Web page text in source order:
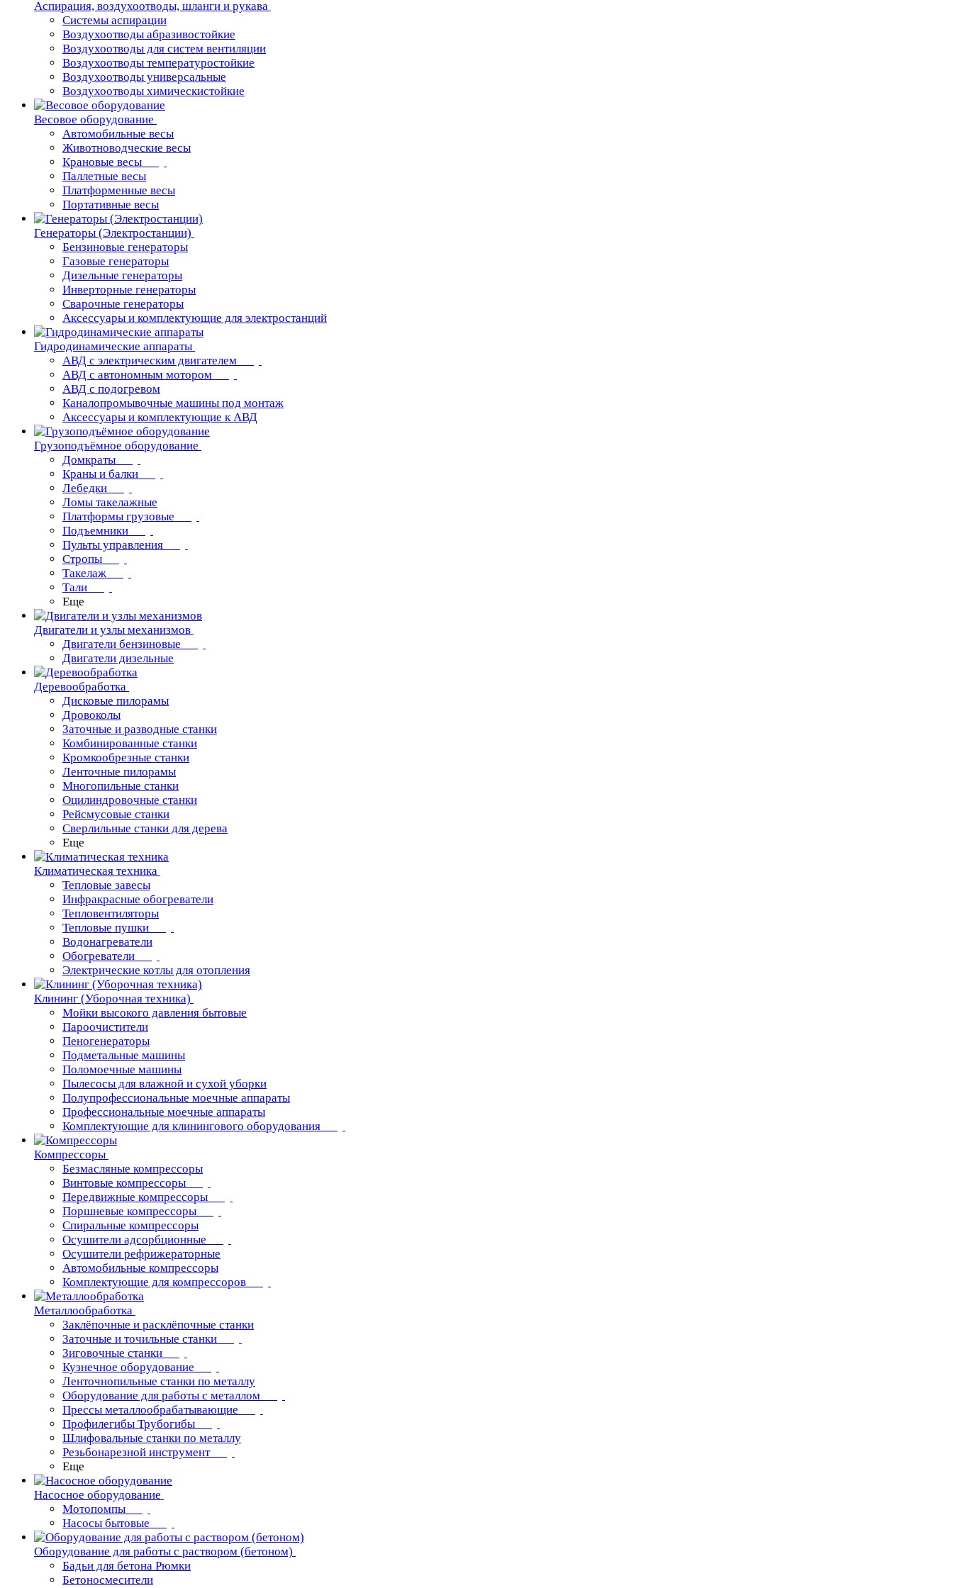
Аспирация, воздухоотводы, шланги и рукава
Системы аспирации
Воздухоотводы абразивостойкие
Воздухоотводы для систем вентиляции
Воздухоотводы температуростойкие
Воздухоотводы универсальные
Воздухоотводы химическистойкие
Весовое оборудование
Автомобильные весы
Животноводческие весы
Крановые весы
Паллетные весы
Платформенные весы
Портативные весы
Генераторы (Электростанции)
Бензиновые генераторы
Газовые генераторы
Дизельные генераторы
Инверторные генераторы
Сварочные генераторы
Аксессуары и комплектующие для электростанций
Гидродинамические аппараты
АВД с электрическим двигателем
АВД с автономным мотором
АВД с подогревом
Каналопромывочные машины под монтаж
Аксессуары и комплектующие к АВД
Грузоподъёмное оборудование
Домкраты
Краны и балки
Лебедки
Ломы такелажные
Платформы грузовые
Подъемники
Пульты управления
Стропы
Такелаж
Тали
Еще
Двигатели и узлы механизмов
Двигатели бензиновые
Двигатели дизельные
Деревообработка
Дисковые пилорамы
Дровоколы
Заточные и разводные станки
Комбинированные станки
Кромкообрезные станки
Ленточные пилорамы
Многопильные станки
Оцилиндровочные станки
Рейсмусовые станки
Сверлильные станки для дерева
Еще
Климатическая техника
Тепловые завесы
Инфракрасные обогреватели
Тепловентиляторы
Тепловые пушки
Водонагреватели
Обогреватели
Электрические котлы для отопления
Клининг (Уборочная техника)
Мойки высокого давления бытовые
Пароочистители
Пеногенераторы
Подметальные машины
Поломоечные машины
Пылесосы для влажной и сухой уборки
Полупрофессиональные моечные аппараты
Профессиональные моечные аппараты
Комплектующие для клинингового оборудования
Компрессоры
Безмасляные компрессоры
Винтовые компрессоры
Передвижные компрессоры
Поршневые компрессоры
Спиральные компрессоры
Осушители адсорбционные
Осушители рефрижераторные
Автомобильные компрессоры
Комплектующие для компрессоров
Металлообработка
Заклёпочные и расклёпочные станки
Заточные и точильные станки
Зиговочные станки
Кузнечное оборудование
Ленточнопильные станки по металлу
Оборудование для работы с металлом
Прессы металлообрабатывающие
Профилегибы Трубогибы
Шлифовальные станки по металлу
Резьбонарезной инструмент
Еще
Насосное оборудование
Мотопомпы
Насосы бытовые
Оборудование для работы с раствором (бетоном)
Бадьи для бетона Рюмки
Бетоносмесители